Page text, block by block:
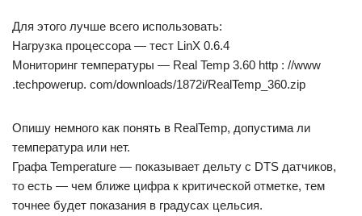
Для этого лучше всего использовать:
Нагрузка процессора — тест LinX 0.6.4
Мониторинг температуры — Real Temp 3.60 http : //www
.techpowerup. com/downloads/1872i/RealTemp_360.zip
Опишу немного как понять в RealTemp, допустима ли
температура или нет.
Графа Temperature — показывает дельту с DTS датчиков,
то есть — чем ближе цифра к критической отметке, тем
точнее будет показания в градусах цельсия.